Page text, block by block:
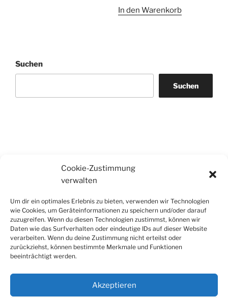
Cookie-Zustimmung
verwalten
Um dir ein optimales Erlebnis zu bieten, verwenden wir Technologien
wie Cookies, um Geräteinformationen zu speichern und/oder darauf
zuzugreifen. Wenn du diesen Technologien zustimmst, können wir
Daten wie das Surfverhalten oder eindeutige IDs auf dieser Website
verarbeiten. Wenn du deine Zustimmung nicht erteilst oder
zurückziehst, können bestimmte Merkmale und Funktionen
beeinträchtigt werden.
Akzeptieren
In den Warenkorb
Suchen
Suchen